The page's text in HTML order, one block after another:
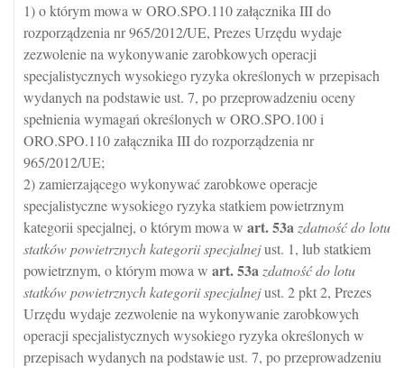
1) o którym mowa w ORO.SPO.110 załącznika III do
rozporządzenia nr 965/2012/UE, Prezes Urzędu wydaje
zezwolenie na wykonywanie zarobkowych operacji
specjalistycznych wysokiego ryzyka określonych w przepisach
wydanych na podstawie ust. 7, po przeprowadzeniu oceny
spełnienia wymagań określonych w ORO.SPO.100 i
ORO.SPO.110 załącznika III do rozporządzenia nr
965/2012/UE;
2) zamierzającego wykonywać zarobkowe operacje
specjalistyczne wysokiego ryzyka statkiem powietrznym
kategorii specjalnej, o którym mowa w art.53a zdatność do lotu
statków powietrznych kategorii specjalnejust. 1, lub statkiem
powietrznym, o którym mowa w art.53a zdatność do lotu
statków powietrznych kategorii specjalnejust. 2 pkt 2, Prezes
Urzędu wydaje zezwolenie na wykonywanie zarobkowych
operacji specjalistycznych wysokiego ryzyka określonych w
przepisach wydanych na podstawie ust. 7, po przeprowadzeniu